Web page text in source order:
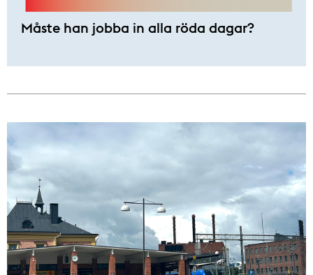
Måste han jobba in alla röda dagar?